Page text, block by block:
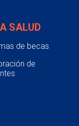
SALUD
de becas
de